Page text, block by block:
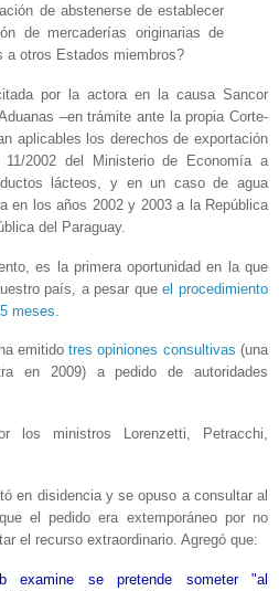
de abstenerse de establecer
de mercaderías originarias de
a otros Estados miembros?
por la actora en la causa Sancor
–en trámite ante la propia Corte-
aplicables los derechos de exportación
2002 del Ministerio de Economía a
lácteos, y en un caso de agua
en los años 2002 y 2003 a la República
del Paraguay.
es la primera oportunidad en la que
país, a pesar queel procedimiento
meses
emitidotres opiniones consultivas (una
en 2009) a pedido de autoridades
los ministros Lorenzetti, Petracchi,
en disidencia y se opuso a consultar al
el pedido era extemporáneo por no
el recurso extraordinario. Agregó que:
se pretende someter "al